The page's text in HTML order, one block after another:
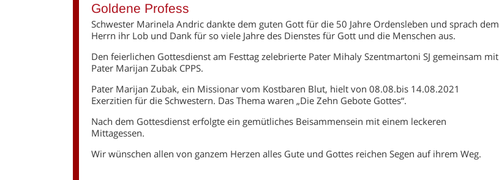
Goldene Profess
Schwester Marinela Andric dankte dem guten Gott für die 50 Jahre Ordensleben und sprach dem
Herrn ihr Lob und Dank für so viele Jahre des Dienstes für Gott und die Menschen aus.
Den feierlichen Gottesdienst am Festtag zelebrierte Pater Mihaly Szentmartoni SJ gemeinsam mit
Pater Marijan Zubak CPPS.
Pater Marijan Zubak, ein Missionar vom Kostbaren Blut, hielt von 08.08.bis 14.08.2021
Exerzitien für die Schwestern. Das Thema waren „Die Zehn Gebote Gottes“.
Nach dem Gottesdienst erfolgte ein gemütliches Beisammensein mit einem leckeren
Mittagessen.
Wir wünschen allen von ganzem Herzen alles Gute und Gottes reichen Segen auf ihrem Weg.